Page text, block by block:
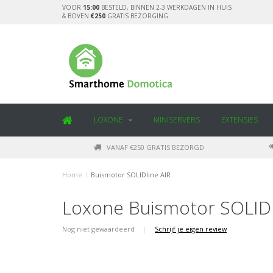
VOOR 15:00 BESTELD, BINNEN 2-3 WERKDAGEN IN HUIS
& BOVEN €250 GRATIS BEZORGING
LOXONE MINISERVERS EXTENSIES
VANAF €250 GRATIS BEZORGD
Home / Buismotor SOLIDline AIR
Loxone Buismotor
Nog niet gewaardeerd | Schrijf je eigen review